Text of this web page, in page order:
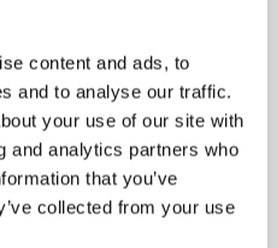
content and ads, to
and to analyse our traffic.
your use of our site with
and analytics partners who
that you’ve
collected from your use
Oyarzabal (Canales,
1: Stuani, min.64.
Ha amonestado a los
y Portu y a los